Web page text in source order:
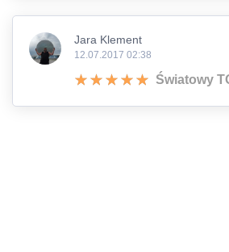
Jara Klement
12.07.2017 02:38
Światowy